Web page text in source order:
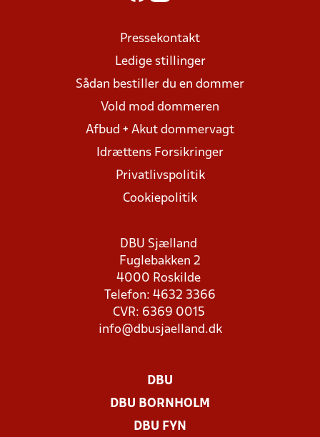
Pressekontakt
Ledige stillinger
Sådan bestiller du en dommer
Vold mod dommeren
Afbud + Akut dommervagt
Idrættens Forsikringer
Privatlivspolitik
Cookiepolitik
DBU Sjælland
Fuglebakken 2
4000 Roskilde
Telefon: 4632 3366
CVR: 6369 0015
info@dbusjaelland.dk
DBU
DBU BORNHOLM
DBU FYN